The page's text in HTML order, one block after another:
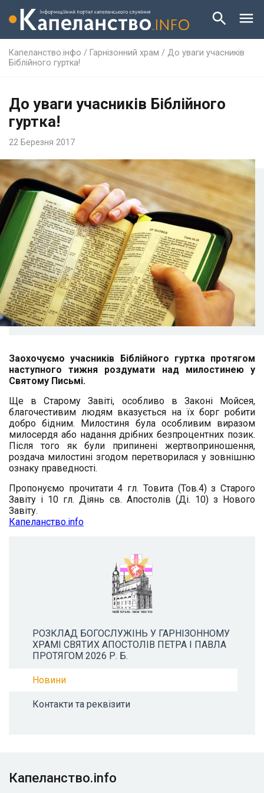
Капеланство.інфо / Гарнізонний храм / До уваги учасників
Біблійного гуртка!
До уваги учасників Біблійного
гуртка!
22 Березня 2017
Заохочуємо учасників Біблійного гуртка протягом
наступного тижня роздумати над милостинею у
Святому Письмі.
Ще в Старому Завіті, особливо в Законі Мойсея,
благочестивим людям вказується на їх борг робити
добро бідним. Милостиня була особливим виразом
милосердя або надання дрібних безпроцентних позик.
Після того як були припинені жертвоприношення,
роздача милостині згодом перетворилася у зовнішню
ознаку праведності.
Пропонуємо прочитати 4 гл. Товита (Тов.4) з Старого
Завіту і 10 гл. Діянь св. Апостолів (Ді. 10) з Нового
Завіту.
Капеланство.info
РОЗКЛАД БОГОСЛУЖІНЬ У ГАРНІЗОННОМУ
ХРАМІ СВЯТИХ АПОСТОЛІВ ПЕТРА І ПАВЛА
ПРОТЯГОМ 2026 Р. Б.
Новини
Контакти та реквізити
Капеланство.info